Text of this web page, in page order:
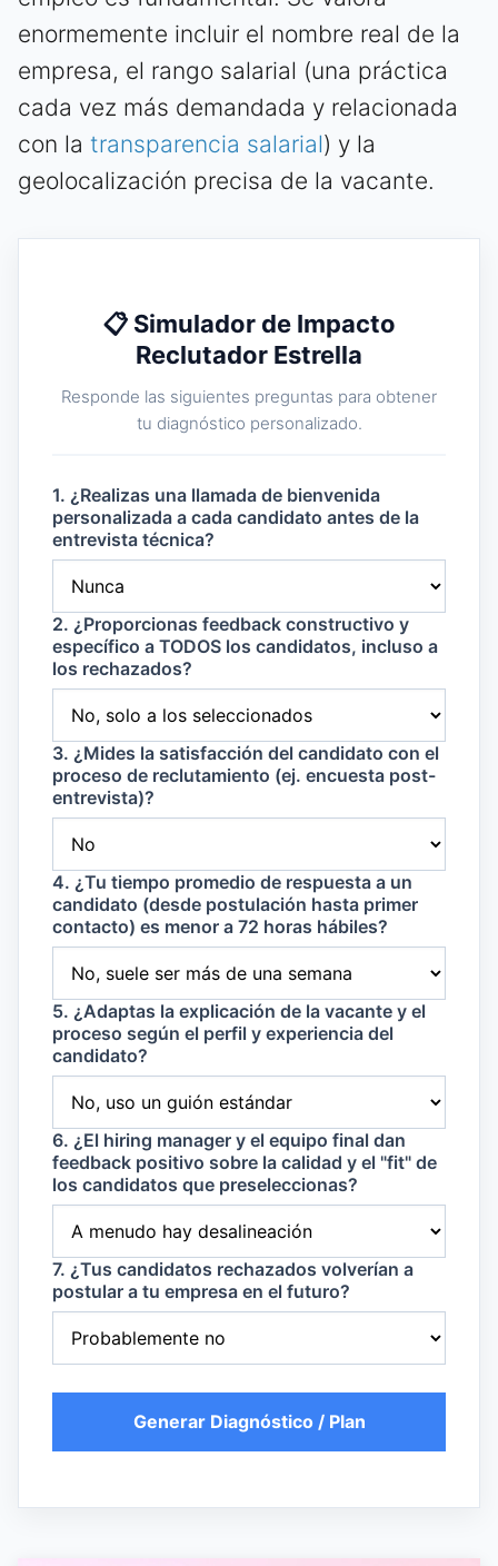
enormemente incluir el nombre real de la
empresa, el rango salarial (una práctica
cada vez más demandada y relacionada
con la transparencia salarial) y la
geolocalización precisa de la vacante.
📋 Simulador de Impacto
Reclutador Estrella
Responde las siguientes preguntas para obtener
tu diagnóstico personalizado.
1. ¿Realizas una llamada de bienvenida
personalizada a cada candidato antes de la
entrevista técnica?
2. ¿Proporcionas feedback constructivo y
específico a TODOS los candidatos, incluso a
los rechazados?
3. ¿Mides la satisfacción del candidato con el
proceso de reclutamiento (ej. encuesta post-
entrevista)?
4. ¿Tu tiempo promedio de respuesta a un
candidato (desde postulación hasta primer
contacto) es menor a 72 horas hábiles?
5. ¿Adaptas la explicación de la vacante y el
proceso según el perfil y experiencia del
candidato?
6. ¿El hiring manager y el equipo final dan
feedback positivo sobre la calidad y el "fit" de
los candidatos que preseleccionas?
7. ¿Tus candidatos rechazados volverían a
postular a tu empresa en el futuro?
Generar Diagnóstico / Plan